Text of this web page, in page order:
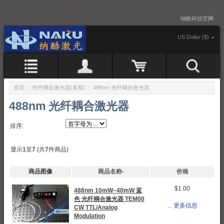
纳酷科技官网
US Dollar ($)
首页 :: 光纤耦合激光器(多模) :: 488nm 光纤耦合激光器
488nm 光纤耦合激光器
排序:
显示1至7 (共7件商品)
商品图像 商品名称- 价格
488nm 10mW~40mW 蓝
色 光纤耦合激光器 TEM00
CW TTL/Analog
Modulation
$1.00
... 更多信息